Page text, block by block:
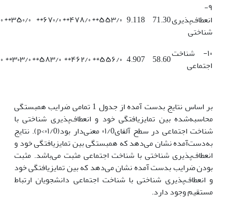
۹-
انعطاف‌پذیری
شناختی
71.30
9.118 ۵۵۳/۰** ۴۷۸/۰** ۶۷۰/۰** ۳۵۰/۰**
۱۰- شناخت
اجتماعی
58.60
4.907 ۵۵۶/۰** ۴۶۲/۰** ۵۸۳/۰** ۳۰۳/۰**
بر اساس نتایج بدست آمده از جدول 1 تمامی ضرایب همبستگی
محاسبه‌شده بین تمایزیافتگی خود و انعطاف‌پذیری شناختی با
شناخت اجتماعی در سطح آلفای۰۱/0 معنی‌دار بود(۰۱/0>p). نتایج
به‌دست‌آمده نشان می‌دهد که همبستگی بین تمایزیافتگی خود و
انعطاف‌پذیری شناختی با شناخت اجتماعی مثبت می‌باشد. مثبت
بودن ضرایب بدست آمده نشان می‌دهد که بین تمایزیافتگی خود
و انعطاف‌پذیری شناختی با شناخت اجتماعی دانشجویان ارتباط
مستقیم وجود دارد.